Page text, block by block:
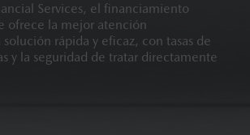
Services, el financiamiento
ofrece la mejor atención
rápida y eficaz, con tasas de
y la seguridad de tratar directamente